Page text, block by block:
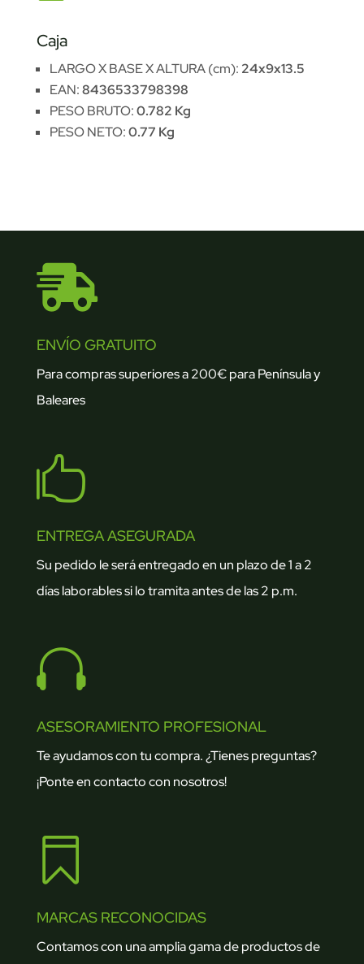
Caja
LARGO X BASE X ALTURA (cm): 24x9x13.5
EAN:8436533798398
PESO BRUTO:0.782 Kg
PESO NETO:0.77 Kg

ENVÍO GRATUITO
Para compras superiores a 200€ para Península y
Baleares

ENTREGA ASEGURADA
Su pedido le será entregado en un plazo de 1 a 2
días laborables si lo tramita antes de las 2 p.m.

ASESORAMIENTO PROFESIONAL
Te ayudamos con tu compra. ¿Tienes preguntas?
¡Ponte en contacto con nosotros!

MARCAS RECONOCIDAS
Contamos con una amplia gama de productos de